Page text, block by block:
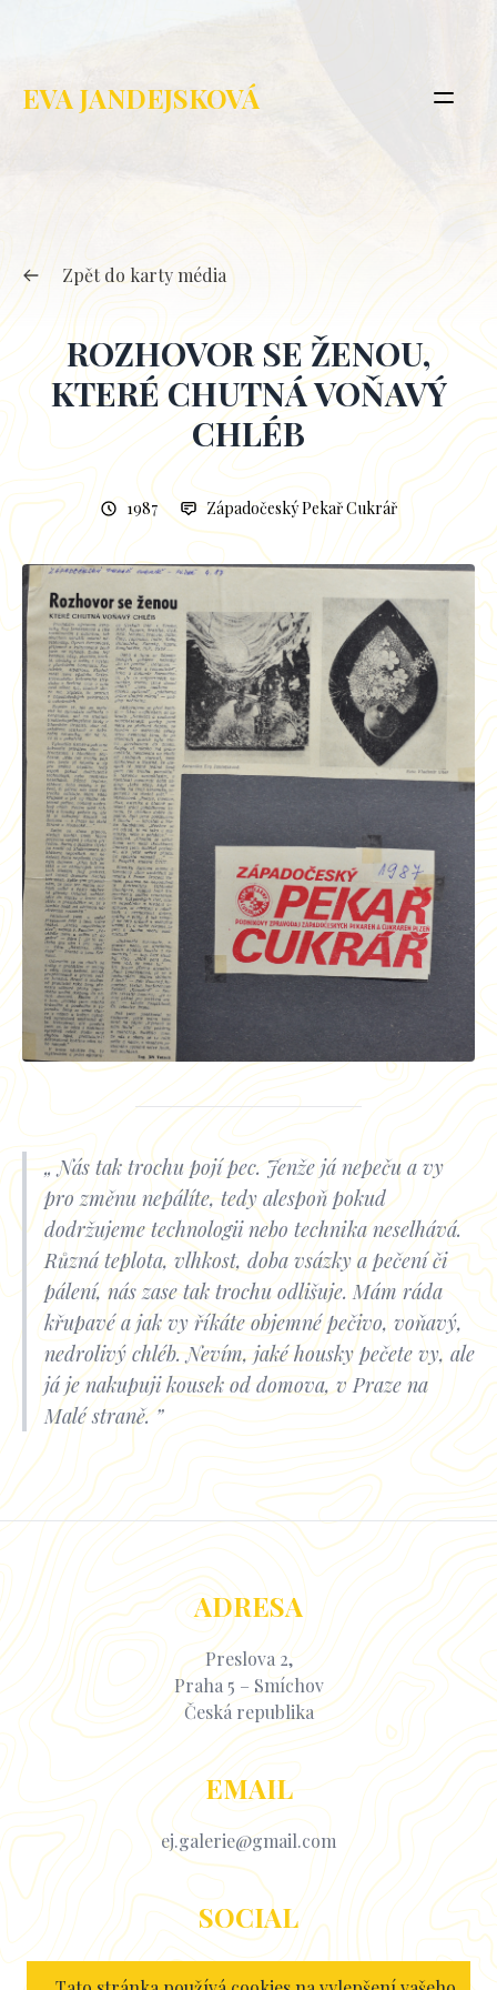
EVA JANDEJSKOVÁ
Zpět do karty média
ROZHOVOR SE ŽENOU,
KTERÉ CHUTNÁ VOŇAVÝ
CHLÉB
1987 Západočeský Pekař Cukrář
Nás tak trochu pojí pec. Jenže já nepeču a vy
pro změnu nepálíte, tedy alespoň pokud
dodržujeme technologii nebo technika neselhává.
Různá teplota, vlhkost, doba vsázky a pečení či
pálení, nás zase tak trochu odlišuje. Mám ráda
křupavé a jak vy říkáte objemné pečivo, voňavý,
nedrolivý chléb. Nevím, jaké housky pečete vy, ale
já je nakupuji kousek od domova, v Praze na
Malé straně.
ADRESA
Preslova 2,
Praha 5 – Smíchov
Česká republika
EMAIL
ej.galerie@gmail.com
SOCIAL